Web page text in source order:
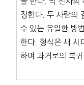
징한다. 두 사람의
수 있는 유일한 방
한다. 형식은 새 시
하며 과거로의 복